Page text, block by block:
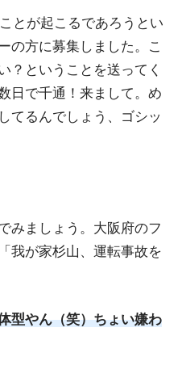
とが起こるであろうとい
の方に募集しました。こ
？ということを送ってく
日で千通！来まして。め
てるんでしょう、ゴシッ
みましょう。大阪府のフ
我が家杉山、運転事故を
型やん（笑）ちょい嫌わ